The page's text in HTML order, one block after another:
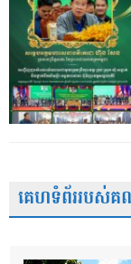
គេហទំព័ររបស់គណ